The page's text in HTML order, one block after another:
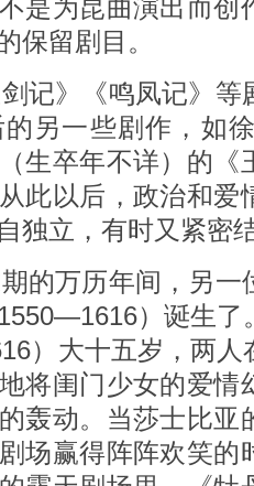
是为昆曲演出而创
保留剧目。
剑记》《鸣凤记》
另一些剧作，如
生卒年不详）的
此以后，政治和爱
独立，有时又紧密
的万历年间，另一
）诞生了
）大十五岁，两人
将闺门少女的爱情
轰动。当莎士比亚
场赢得阵阵欢笑的